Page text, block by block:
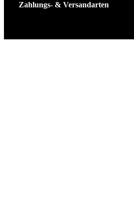
Zahlungs- & Versandarten